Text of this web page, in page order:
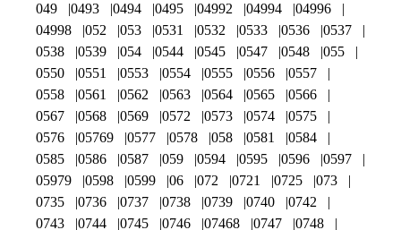
049
0493 0494 0495 04992 04994
04996
04998
052 053 0531 0532 0533 0536
0537
0538
0539 054 0544 0545 0547 0548
055
0550
0551 0553 0554 0555 0556
0557
0558
0561 0562 0563 0564 0565
0566
0567
0568 0569 0572 0573 0574
0575
0576
05769 0577 0578 058 0581
0584
0585
0586 0587 059 0594 0595 0596
0597
05979
0598 0599 06 072 0721 0725
073
0735
0736 0737 0738 0739 0740
0742
0743
0744 0745 0746 07468 0747
0748